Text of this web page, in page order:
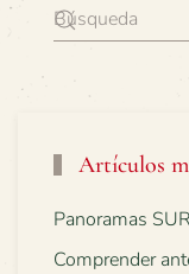
Artículos
Panoramas
Comprender